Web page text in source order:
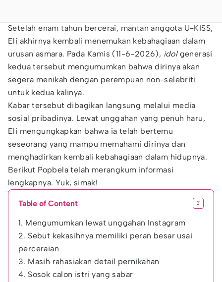
Setelah enam tahun bercerai, mantan anggota U-KISS,
Eli akhirnya kembali menemukan kebahagiaan dalam
urusan asmara. Pada Kamis (11-6-2026), idolgenerasi
kedua tersebut mengumumkan bahwa dirinya akan
segera menikah dengan perempuan non-selebriti
untuk kedua kalinya.
Kabar tersebut dibagikan langsung melalui media
sosial pribadinya. Lewat unggahan yang penuh haru,
Eli mengungkapkan bahwa ia telah bertemu
seseorang yang mampu memahami dirinya dan
menghadirkan kembali kebahagiaan dalam hidupnya.
Berikut Popbela telah merangkum informasi
lengkapnya. Yuk, simak!
Table of Content
1. Mengumumkan lewat unggahan Instagram
2. Sebut kekasihnya memiliki peran besar usai
perceraian
3. Masih rahasiakan detail pernikahan
4. Sosok calon istri yang sabar